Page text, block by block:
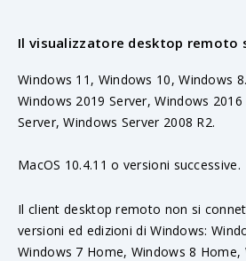
Il visualizzatore desktop remoto
Windows 11, Windows 10, Windows
Windows 2019 Server, Windows
Server, Windows Server 2008 R2.
MacOS 10.4.11 o versioni successive.
Il client desktop remoto non si
versioni ed edizioni di Windows:
Windows 7 Home, Windows 8 Home,